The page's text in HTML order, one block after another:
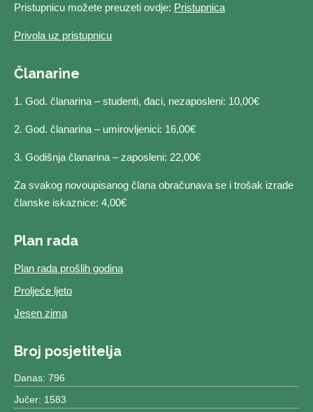
Pristupnicu možete preuzeti ovdje: Pristupnica
Privola uz pristupnicu
Članarine
1. God. članarina – studenti, đaci, nezaposleni: 10,00€
2. God. članarina – umirovljenici: 16,00€
3. Godišnja članarina – zaposleni: 22,00€
Za svakog novoupisanog člana obračunava se i trošak izrade
članske iskaznice: 4,00€
Plan rada
Plan rada prošlih godina
Proljeće ljeto
Jesen zima
Broj posjetitelja
Danas: 796
Jučer: 1583